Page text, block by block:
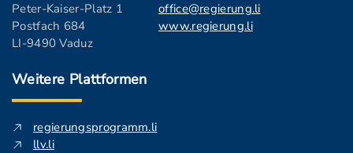
Peter-Kaiser-Platz 1
Postfach 684
LI-9490 Vaduz
office@regierung.li
www.regierung.li
Weitere Plattformen
regierungsprogramm.li
llv.li